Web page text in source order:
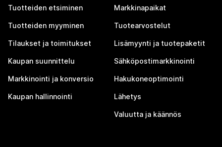
Tuotteiden etsiminen
Tuotteiden myyminen
Tilaukset ja toimitukset
Kaupan suunnittelu
Markkinointi ja konversio
Kaupan hallinnointi
Markkinapaikat
Tuotearvostelut
Lisämyynti ja tuotepaketit
Sähköpostimarkkinointi
Hakukoneoptimointi
Lähetys
Valuutta ja käännös